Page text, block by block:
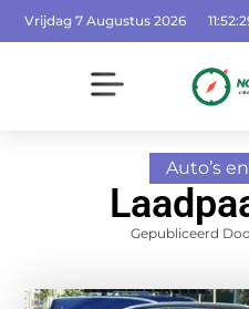
Vrijdag 7 Augustus 2026
Auto’s
Gepubliceerd